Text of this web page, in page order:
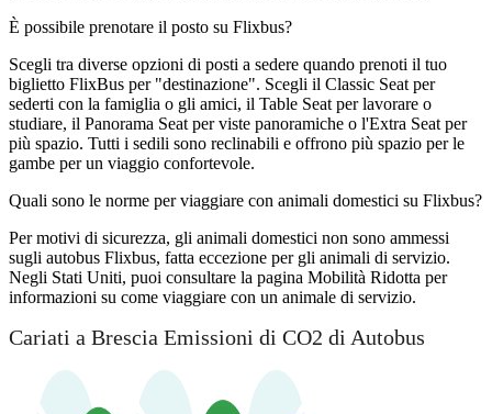
È possibile prenotare il posto su Flixbus?
Scegli tra diverse opzioni di posti a sedere quando prenoti il ​​tuo
biglietto FlixBus per "destinazione". Scegli il Classic Seat per
sederti con la famiglia o gli amici, il Table Seat per lavorare o
studiare, il Panorama Seat per viste panoramiche o l'Extra Seat per
più spazio. Tutti i sedili sono reclinabili e offrono più spazio per le
gambe per un viaggio confortevole.
Quali sono le norme per viaggiare con animali domestici su Flixbus?
Per motivi di sicurezza, gli animali domestici non sono ammessi
sugli autobus Flixbus, fatta eccezione per gli animali di servizio.
Negli Stati Uniti, puoi consultare la pagina Mobilità Ridotta per
informazioni su come viaggiare con un animale di servizio.
Cariati a Brescia Emissioni di CO2 di Autobus